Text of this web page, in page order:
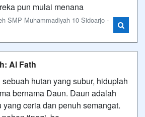
pun mulai menana
SMP Muhammadiyah 10 Sidoarjo -
Al Fath
hutan yang subur, hiduplah
bernama Daun. Daun adalah
ceria dan penuh semangat.